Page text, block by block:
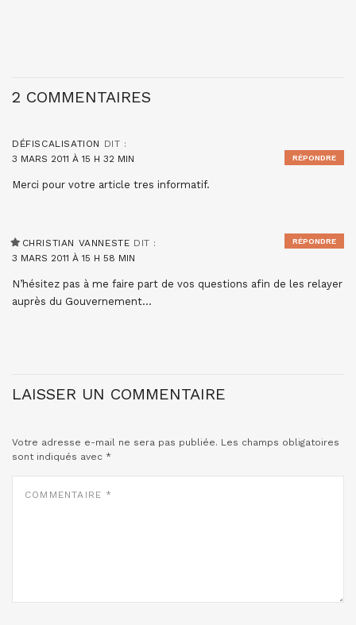
2 COMMENTAIRES
DÉFISCALISATION DIT :
3 MARS 2011 À 15 H 32 MIN
Merci pour votre article tres informatif.
RÉPONDRE
CHRISTIAN VANNESTE DIT :
3 MARS 2011 À 15 H 58 MIN
N’hésitez pas à me faire part de vos questions afin de les relayer
auprès du Gouvernement…
RÉPONDRE
LAISSER UN COMMENTAIRE
Votre adresse e-mail ne sera pas publiée. Les champs obligatoires
sont indiqués avec *